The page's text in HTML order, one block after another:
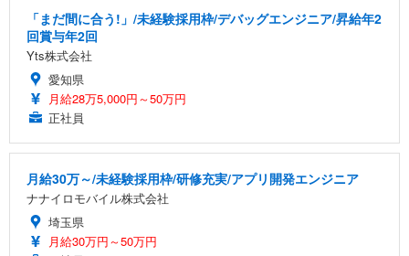
「まだ間に合う!」/未経験採用枠/デバッグエンジニア/昇給年2
回賞与年2回
Yts株式会社
愛知県
月給28万5,000円～50万円
正社員
月給30万～/未経験採用枠/研修充実/アプリ開発エンジニア
ナナイロモバイル株式会社
埼玉県
月給30万円～50万円